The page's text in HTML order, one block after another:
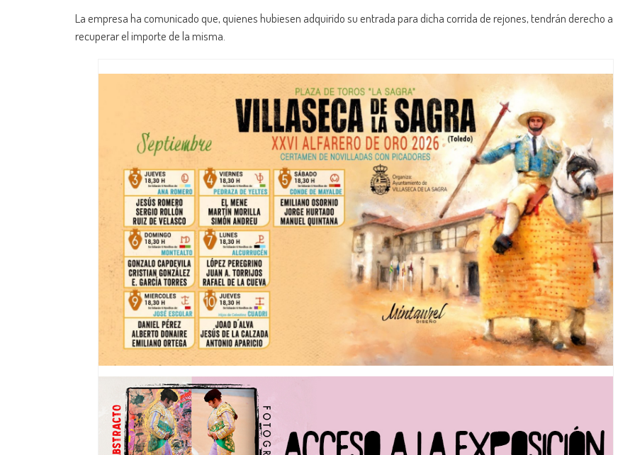
La empresa ha comunicado que, quienes hubiesen adquirido su entrada para dicha corrida de rejones, tendrán derecho a
recuperar el importe de la misma.